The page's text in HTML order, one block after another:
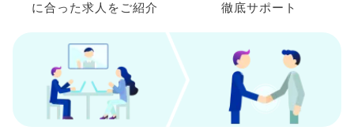
に合った求人を ご紹介
徹底サポート